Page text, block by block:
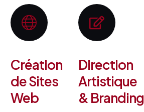
Création
de Sites
Web
Direction
Artistique
& Branding